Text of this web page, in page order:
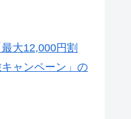
大12,000円割
ャンペーン」の